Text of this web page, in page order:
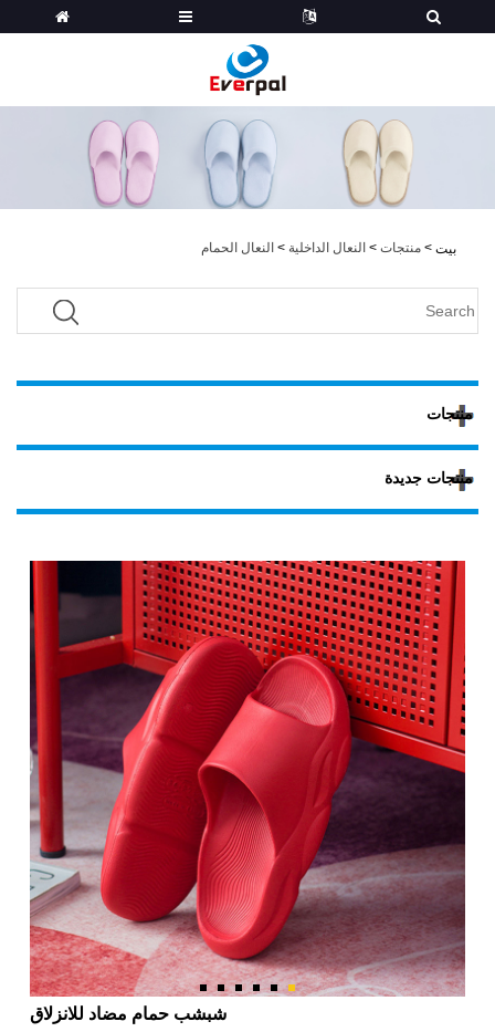
بيت > منتجات > النعال الداخلية > النعال الحمام
منتجات
منتجات جديدة
شبشب حمام مضاد للانزلاق